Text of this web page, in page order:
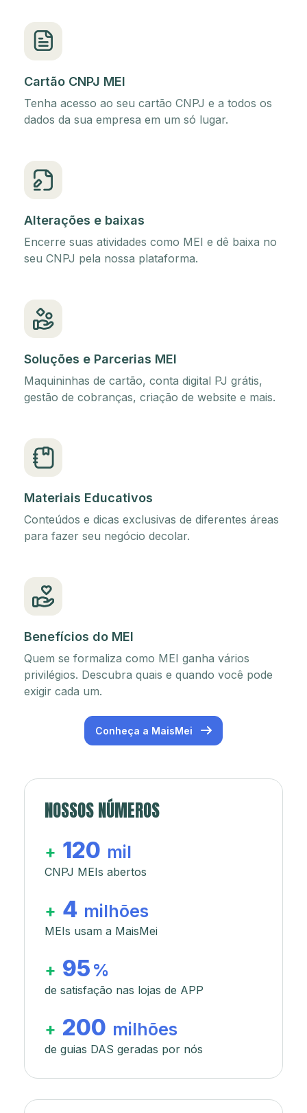
Cartão CNPJ MEI
Tenha acesso ao seu cartão CNPJ e a todos os
dados da sua empresa em um só lugar.
Alterações e baixas
Encerre suas atividades como MEI e dê baixa no
seu CNPJ pela nossa plataforma.
Soluções e Parcerias MEI
Maquininhas de cartão, conta digital PJ grátis,
gestão de cobranças, criação de website e mais.
Materiais Educativos
Conteúdos e dicas exclusivas de diferentes áreas
para fazer seu negócio decolar.
Benefícios do MEI
Quem se formaliza como MEI ganha vários
privilégios. Descubra quais e quando você pode
exigir cada um.
Conheça a MaisMei
NOSSOS NÚMEROS
+ 120 mil
CNPJ MEIs abertos
+ 4 milhões
MEIs usam a MaisMei
+ 95 %
de satisfação nas lojas de APP
+ 200 milhões
de guias DAS geradas por nós